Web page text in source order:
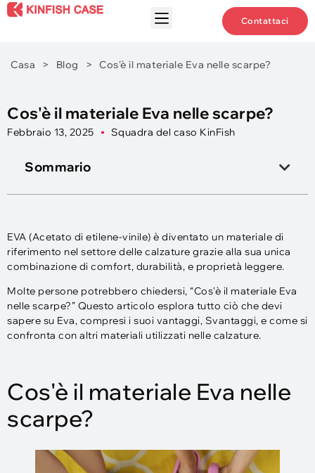
Contattaci
Casa > Blog > Cos'è il materiale Eva nelle scarpe?
Cos'è il materiale Eva nelle scarpe?
Febbraio 13, 2025 Squadra del caso KinFish
Sommario
EVA (Acetato di etilene-vinile) è diventato un materiale di
riferimento nel settore delle calzature grazie alla sua unica
combinazione di comfort, durabilità, e proprietà leggere.
Molte persone potrebbero chiedersi, “Cos'è il materiale Eva
nelle scarpe?” Questo articolo esplora tutto ciò che devi
sapere su Eva, compresi i suoi vantaggi, Svantaggi, e come si
confronta con altri materiali utilizzati nelle calzature.
Cos'è il materiale Eva nelle
scarpe?